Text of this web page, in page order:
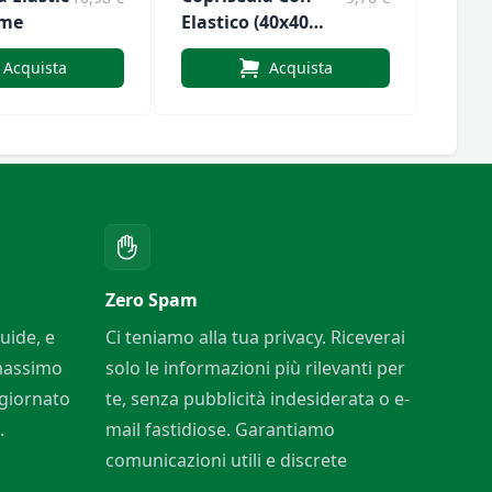
Acquista
Elastico (40x40
Cm) Art. Sorrento
Acquista
e
Zero Spam
Ci teniamo alla tua privacy. Riceverai
solo le informazioni più rilevanti per
te, senza pubblicità indesiderata o e-
mail fastidiose. Garantiamo
comunicazioni utili e discrete